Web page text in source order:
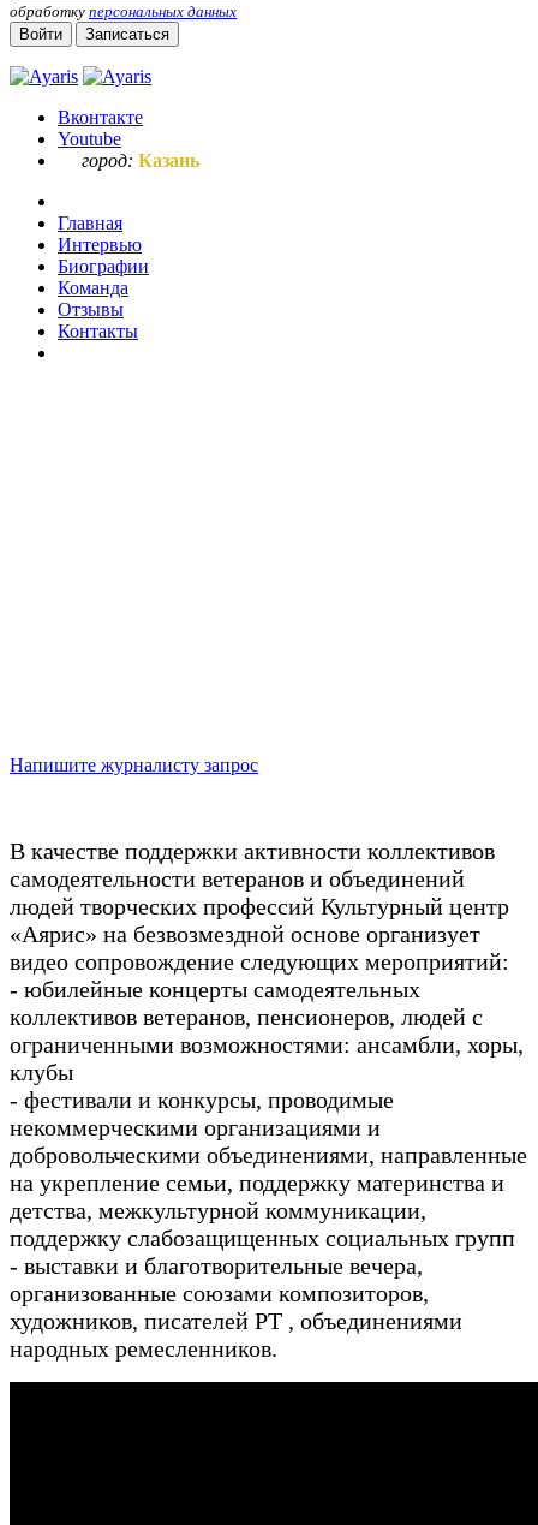
обработку персональных данных
Войти
Записаться
Вконтакте
Youtube
город: Казань
Главная
Интервью
Биографии
Команда
Отзывы
Контакты
Напишите журналисту запрос
В качестве поддержки активности коллективов
самодеятельности ветеранов и объединений
людей творческих профессий Культурный центр
«Аярис» на безвозмездной основе организует
видео сопровождение следующих мероприятий:
- юбилейные концерты самодеятельных
коллективов ветеранов, пенсионеров, людей с
ограниченными возможностями: ансамбли, хоры,
клубы
- фестивали и конкурсы, проводимые
некоммерческими организациями и
добровольческими объединениями, направленные
на укрепление семьи, поддержку материнства и
детства, межкультурной коммуникации,
поддержку слабозащищенных социальных групп
- выставки и благотворительные вечера,
организованные союзами композиторов,
художников, писателей РТ , объединениями
народных ремесленников.